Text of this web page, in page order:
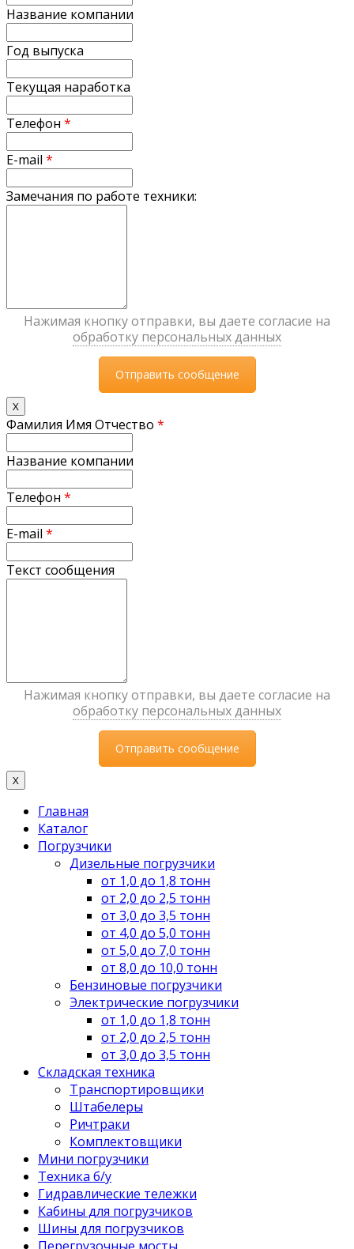
Название компании
Год выпуска
Текущая наработка
Телефон *
E-mail *
Замечания по работе техники:
Нажимая кнопку отправки, вы даете согласие на
обработку персональных данных
X
Фамилия Имя Отчество *
Название компании
Телефон *
E-mail *
Текст сообщения
Нажимая кнопку отправки, вы даете согласие на
обработку персональных данных
X
Главная
Каталог
Погрузчики
Дизельные погрузчики
от 1,0 до 1,8 тонн
от 2,0 до 2,5 тонн
от 3,0 до 3,5 тонн
от 4,0 до 5,0 тонн
от 5,0 до 7,0 тонн
от 8,0 до 10,0 тонн
Бензиновые погрузчики
Электрические погрузчики
от 1,0 до 1,8 тонн
от 2,0 до 2,5 тонн
от 3,0 до 3,5 тонн
Складская техника
Транспортировщики
Штабелеры
Ричтраки
Комплектовщики
Мини погрузчики
Техника б/у
Гидравлические тележки
Кабины для погрузчиков
Шины для погрузчиков
Перегрузочные мосты